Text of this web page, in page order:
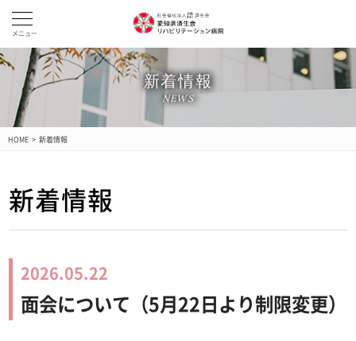
新着情報
NEWS
HOME > 新着情報
新着情報
2026.05.22
面会について（5月22日より制限変更）
メニュー